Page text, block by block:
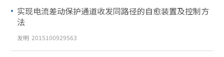
实现电流差动保护通道收发同路径的自愈装置及控制方
法
发明 2015100929563